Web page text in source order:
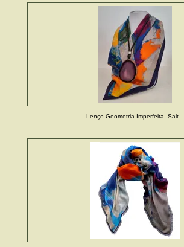
Lenço Geometria Imperfeita, Salt...